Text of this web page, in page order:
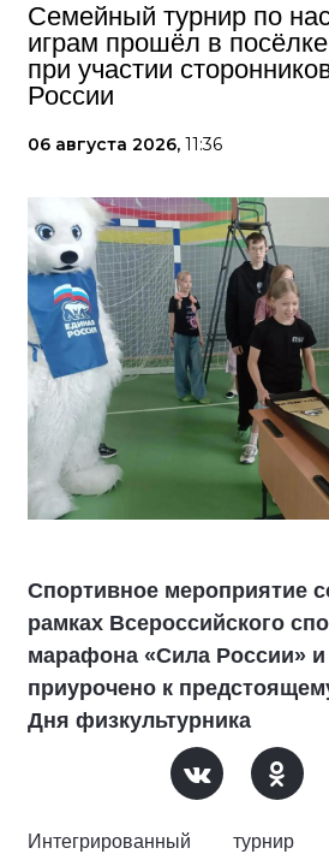
Семейный турнир по
играм прошёл в
при участии
России
06 августа 2026, 11:36
Спортивное мероприятие
рамках Всероссийского
марафона «Сила России»
приурочено к
Дня физкультурника
Интегрированный